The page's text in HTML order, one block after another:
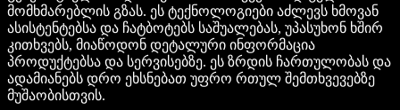
მომხმარებლის გზას. ეს ტექნოლოგიები აძლევს ხმოვან
ასისტენტებსა და ჩატბოტებს საშუალებას, უპასუხონ ხშირ
კითხვებს, მიაწოდონ დეტალური ინფორმაცია
პროდუქტებსა და სერვისებზე. ეს ზრდის ჩართულობას და
ადამიანებს დრო ეხსნებათ უფრო რთულ შემთხვევებზე
მუშაობისთვის.